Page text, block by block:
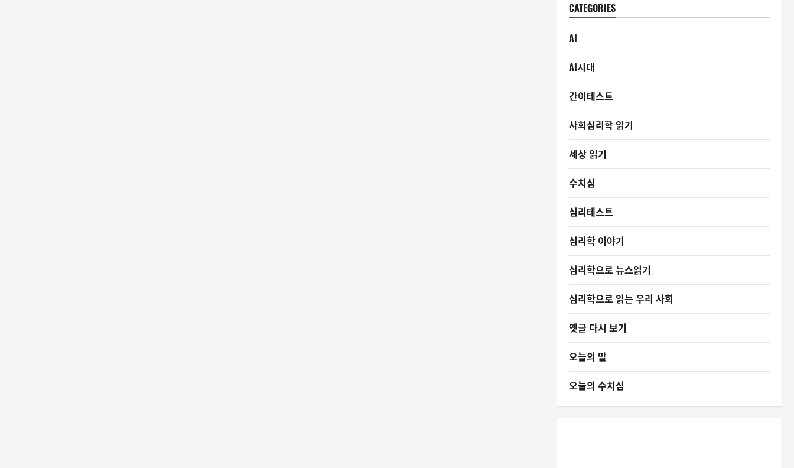
CATEGORIES
AI
AI시대
간이테스트
사회심리학 읽기
세상 읽기
수치심
심리테스트
심리학 이야기
심리학으로 뉴스읽기
심리학으로 읽는 우리 사회
옛글 다시 보기
오늘의 말
오늘의 수치심